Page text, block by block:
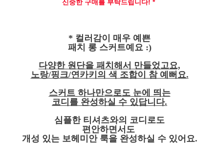
신중한 구매를 부탁드립니다! *
* 컬러감이 매우 예쁜
패치 롱 스커트예요 :)
다양한 원단을 패치해서 만들었고요,
노랑/핑크/연카키의 색 조합이 참 예뻐요.
스커트 하나만으로도 눈에 띄는
코디를 완성하실 수 있답니다.
심플한 티셔츠와의 코디로도
편안하면서도
개성 있는 보헤미안 룩을 완성하실 수 있어요.